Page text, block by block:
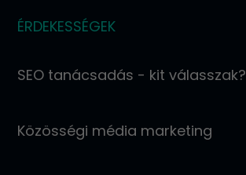
ÉRDEKESSÉGEK
SEO tanácsadás - kit válasszak?
Közösségi média marketing